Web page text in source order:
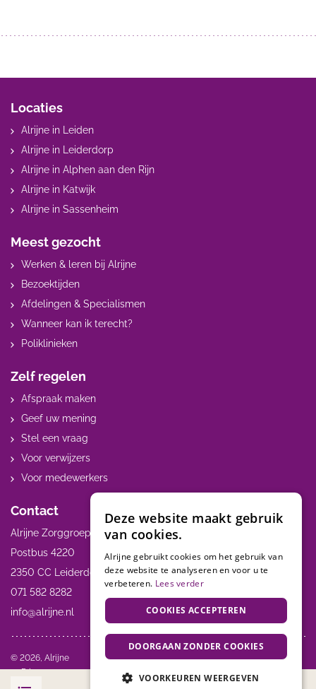
Locaties
Alrijne in Leiden
Alrijne in Leiderdorp
Alrijne in Alphen aan den Rijn
Alrijne in Katwijk
Alrijne in Sassenheim
Meest gezocht
Werken & leren bij Alrijne
Bezoektijden
Afdelingen & Specialismen
Wanneer kan ik terecht?
Poliklinieken
Zelf regelen
Afspraak maken
Geef uw mening
Stel een vraag
Voor verwijzers
Voor medewerkers
Contact
Alrijne Zorggroep
Postbus 4220
2350 CC Leiderdorp
071 582 8282
info@alrijne.nl
© 2026, Alrijne
Privacy
Disclaimer
Volg ons:
Deze website maakt gebruik
van cookies.
Alrijne gebruikt cookies om het gebruik van
deze website te analyseren en voor u te
verbeteren. Lees verder
COOKIES ACCEPTEREN
DOORGAAN ZONDER COOKIES
VOORKEUREN WEERGEVEN